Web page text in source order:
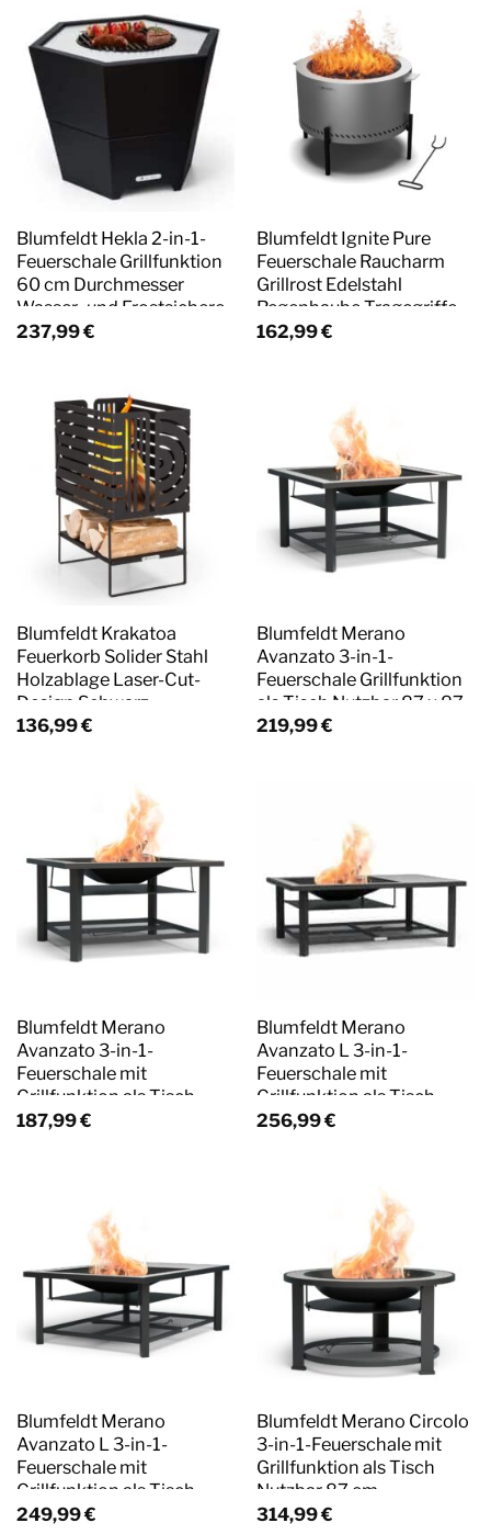
Blumfeldt Hekla 2-in-1-
Feuerschale Grillfunktion
60 cm Durchmesser
Wasser- und Frostsichere
Konstruktion Schwarz
237,99€
Blumfeldt Ignite Pure
Feuerschale Raucharm
Grillrost Edelstahl
Regenhaube Tragegriffe
Edelstahl
162,99€
Blumfeldt Krakatoa
Feuerkorb Solider Stahl
Holzablage Laser-Cut-
Design Schwarz
136,99€
Blumfeldt Merano
Avanzato 3-in-1-
Feuerschale Grillfunktion
als Tisch Nutzbar 87 x 87
cm Weiß
219,99€
Blumfeldt Merano
Avanzato 3-in-1-
Feuerschale mit
Grillfunktion als Tisch
Nutzbar 87 x 87 cm
187,99€
Blumfeldt Merano
Avanzato L 3-in-1-
Feuerschale mit
Grillfunktion als Tisch
Nutzbar 122 x 87 cm
256,99€
Blumfeldt Merano
Avanzato L 3-in-1-
Feuerschale mit
Grillfunktion als Tisch
Nutzbar 122 x 87 cm Weiß
249,99€
Blumfeldt Merano Circolo
3-in-1-Feuerschale mit
Grillfunktion als Tisch
Nutzbar 87 cm
Durchmesser Rund
314,99€